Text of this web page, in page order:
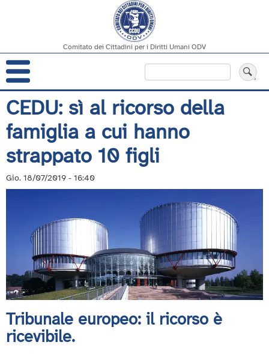
Salta
al
contenuto
principale
Comitato dei Cittadini per i Diritti Umani ODV
Navigazione
principale
CEDU: sì al ricorso della
famiglia a cui hanno
strappato 10 figli
Gio. 18/07/2019 - 16:40
Tribunale europeo: il ricorso è
ricevibile.